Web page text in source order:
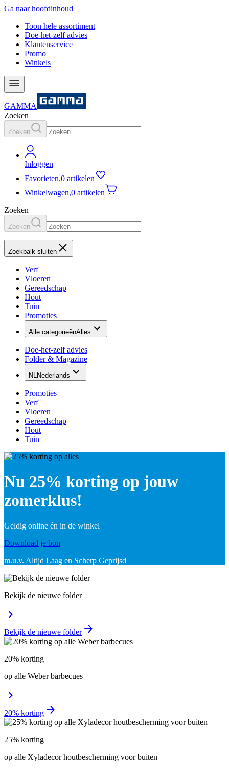
Ga naar hoofdinhoud
Toon hele assortiment
Doe-het-zelf advies
Klantenservice
Promo
Winkels
GAMMA
Zoeken
Zoeken
Inloggen
Favorieten,0 artikelen
Winkelwagen,0 artikelen
Zoeken
Zoeken
Zoekbalk sluiten
Verf
Vloeren
Gereedschap
Hout
Tuin
Promoties
Alle categorieënAlles
Doe-het-zelf advies
Folder & Magazine
NLNederlands
Promoties
Verf
Vloeren
Gereedschap
Hout
Tuin
Nu 25% korting op jouw
zomerklus!
Geldig online én in de winkel
Download je bon
m.u.v. Altijd Laag en Scherp Geprijsd
Bekijk de nieuwe folder
Bekijk de nieuwe folder
20% korting
op alle Weber barbecues
20% korting
25% korting
op alle Xyladecor houtbescherming voor buiten